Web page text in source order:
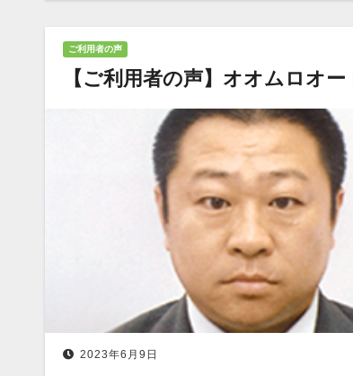
ご利用者の声
【ご利用者の声】オオムロオー
2023年6月9日